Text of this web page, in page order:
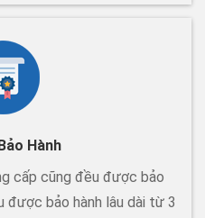
Hành
cấp cũng đều được bảo
được bảo hành lâu dài từ 3